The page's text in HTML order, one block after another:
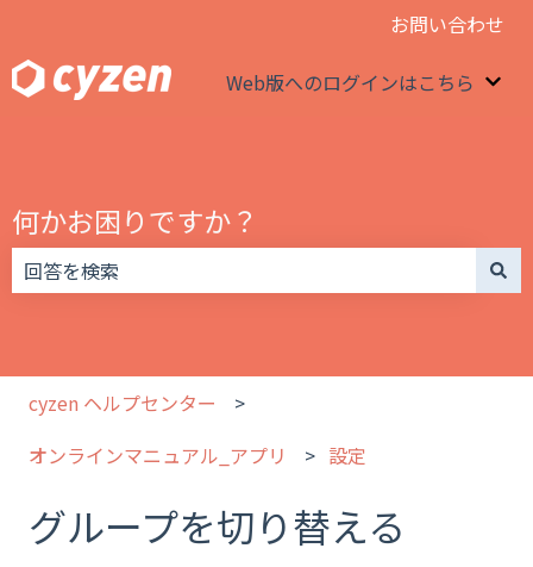
お問い合わせ
Web版へのログインはこちら
何かお困りですか？
cyzen ヘルプセンター
オンラインマニュアル_アプリ
設定
グループを切り替える